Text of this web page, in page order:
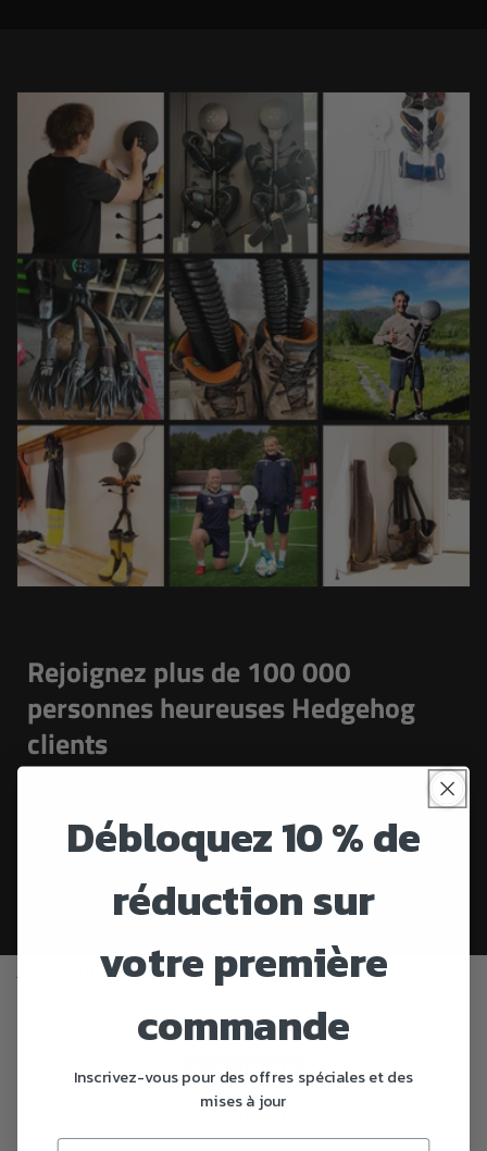
Rejoignez plus de 100 000
personnes heureuses Hedgehog
clients
Gardez vos chaussures et gants préférés au chaud
et au sec toute l'année :)
Avis Clients
Soyez le premier à écrire un avis
Aucun élément trouvé
Débloquez 10 % de
réduction sur
votre première
commande
Inscrivez-vous pour des offres spéciales et des
mises à jour